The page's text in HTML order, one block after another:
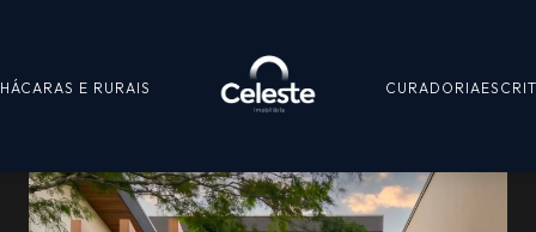
E RURAIS CURADORIA